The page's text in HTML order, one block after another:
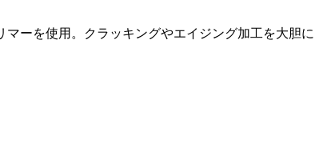
ーを使用。クラッキングやエイジング加工を大胆に